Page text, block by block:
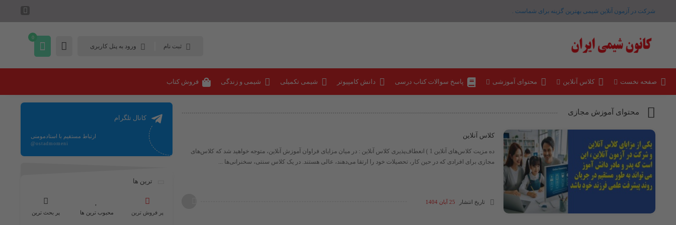
شرکت در آزمون آنلاین شیمی بهترین گزینه برای شماست .
ثبت نام ورود به پنل کاربری
0
صفحه نخست کلاس آنلاین محتوای آموزشی پاسخ سوالات کتاب درسی دانش کامپیوتر شیمی تکمیلی شیمی و زندگی فروش کتاب
محتوای آموزش مجازی
کلاس آنلاین
ده مزیت کلاس‌های آنلاین 1 ) انعطاف‌پذیری کلاس آنلاین : در میان مزایای فراوان آموزش آنلاین، متوجه خواهید شد که کلاس‌های
مجازی برای افرادی که در حین کار، تحصیلات خود را ارتقا می‌دهند، عالی هستند. در یک کلاس سنتی، سخنرانی‌ها ...
تاریخ انتشار 25 آبان 1404
کانال تلگرام
ارتباط مستقیم با استادمومنی
@ostadmomeni
ترین ها
پر فروش ترین محبوب ترین ها پر بحث ترین